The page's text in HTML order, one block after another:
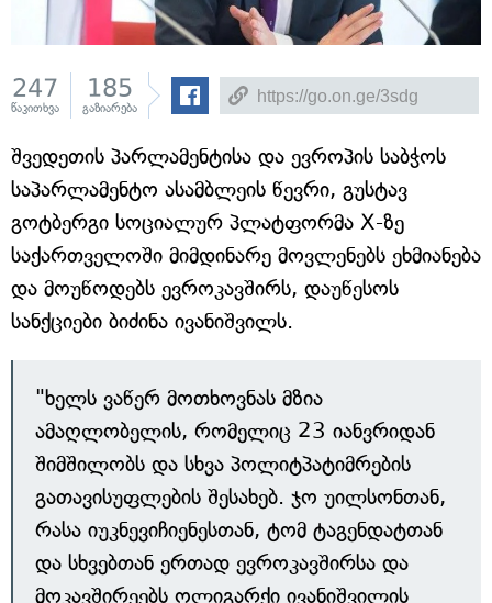
247
წაკითხვა
185
გაზიარება
შვედეთის პარლამენტისა და ევროპის საბჭოს
საპარლამენტო ასამბლეის წევრი, გუსტავ
გოტბერგი სოციალურ პლატფორმა X-ზე
საქართველოში მიმდინარე მოვლენებს ეხმიანება
და მოუწოდებს ევროკავშირს, დაუწესოს
სანქციები ბიძინა ივანიშვილს.
"ხელს ვაწერ მოთხოვნას მზია
ამაღლობელის, რომელიც 23 იანვრიდან
შიმშილობს და სხვა პოლიტპატიმრების
გათავისუფლების შესახებ. ჯო უილსონთან,
რასა იუკნევიჩიენესთან, ტომ ტაგენდატთან
და სხვებთან ერთად ევროკავშირსა და
მოკავშირეებს ოლიგარქი ივანიშვილის